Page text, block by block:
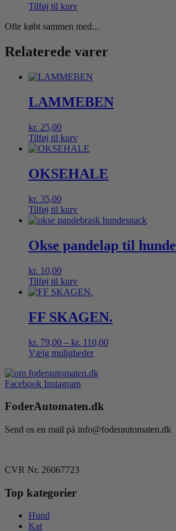
Tilføj til kurv
Ofte købt sammen med...
Relaterede varer
LAMMEBEN
kr. 25,00
Tilføj til kurv
OKSEHALE
kr. 35,00
Tilføj til kurv
Okse pandelap til hunde
kr. 10,00
Tilføj til kurv
FF SKAGEN.
kr. 79,00 – kr. 110,00Prisinterval:
Vælg muligheder
vare
har
varianter.
kan
Facebook Instagram
FoderAutomaten.dk
Send os en mail på info@foderautomaten.dk
CVR Nr. 26067723
Top kategorier
Hund
Kat